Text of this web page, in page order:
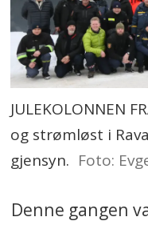
JULEKOLONNEN
og strømløst i
gjensyn. Foto:
Denne gangen